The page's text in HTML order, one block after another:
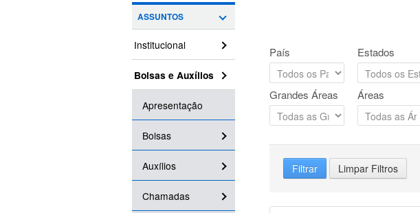
ASSUNTOS
Institucional
Bolsas e Auxílios
Apresentação
Bolsas
Auxílios
Chamadas
País Estados
Grandes Áreas Áreas
Filtrar Limpar Filtros